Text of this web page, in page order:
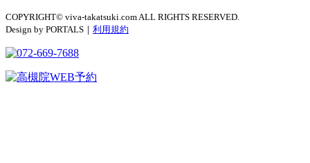
COPYRIGHT© viva-takatsuki.com ALL RIGHTS RESERVED.
Design by PORTALS｜ 利用規約